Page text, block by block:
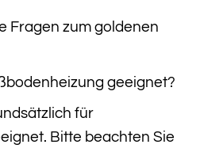
Fragen zum goldenen
geeignet?
für
Bitte beachten Sie